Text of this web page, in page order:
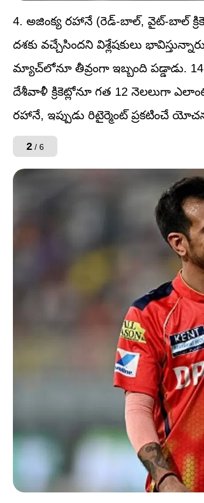
4. అజింక్య రహానే (రెడ్-బాల్, వైట్-బాల్
దశకు వచ్చేసిందని విశ్లేషకులు
మ్యాచ్‌లోనూ తీవ్రంగా ఇబ్బంది పడ్డాడు.
దేశీవాళీ క్రికెట్లోనూ గత 12 నెలలుగా
రహానే, ఇప్పుడు రిటైర్మెంట్ ప్రకటించే
2 / 6